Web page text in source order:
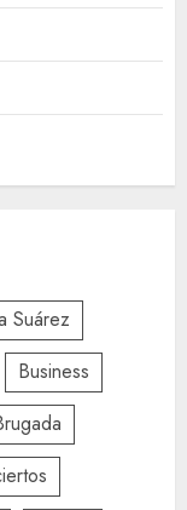
Suárez
Business